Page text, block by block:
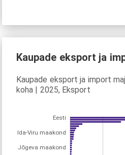
Kaupade eksport ja
Kaupade eksport ja import
koha | 2025, Eksport
Eesti
Ida-Viru maakond
Jõgeva maakond